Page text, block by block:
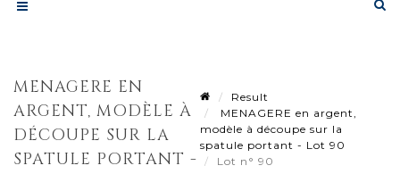
MENAGERE EN
ARGENT, MODÈLE À
DÉCOUPE SUR LA
SPATULE PORTANT -
Result
MENAGERE en argent,
modèle à découpe sur la
spatule portant - Lot 90
Lot n° 90